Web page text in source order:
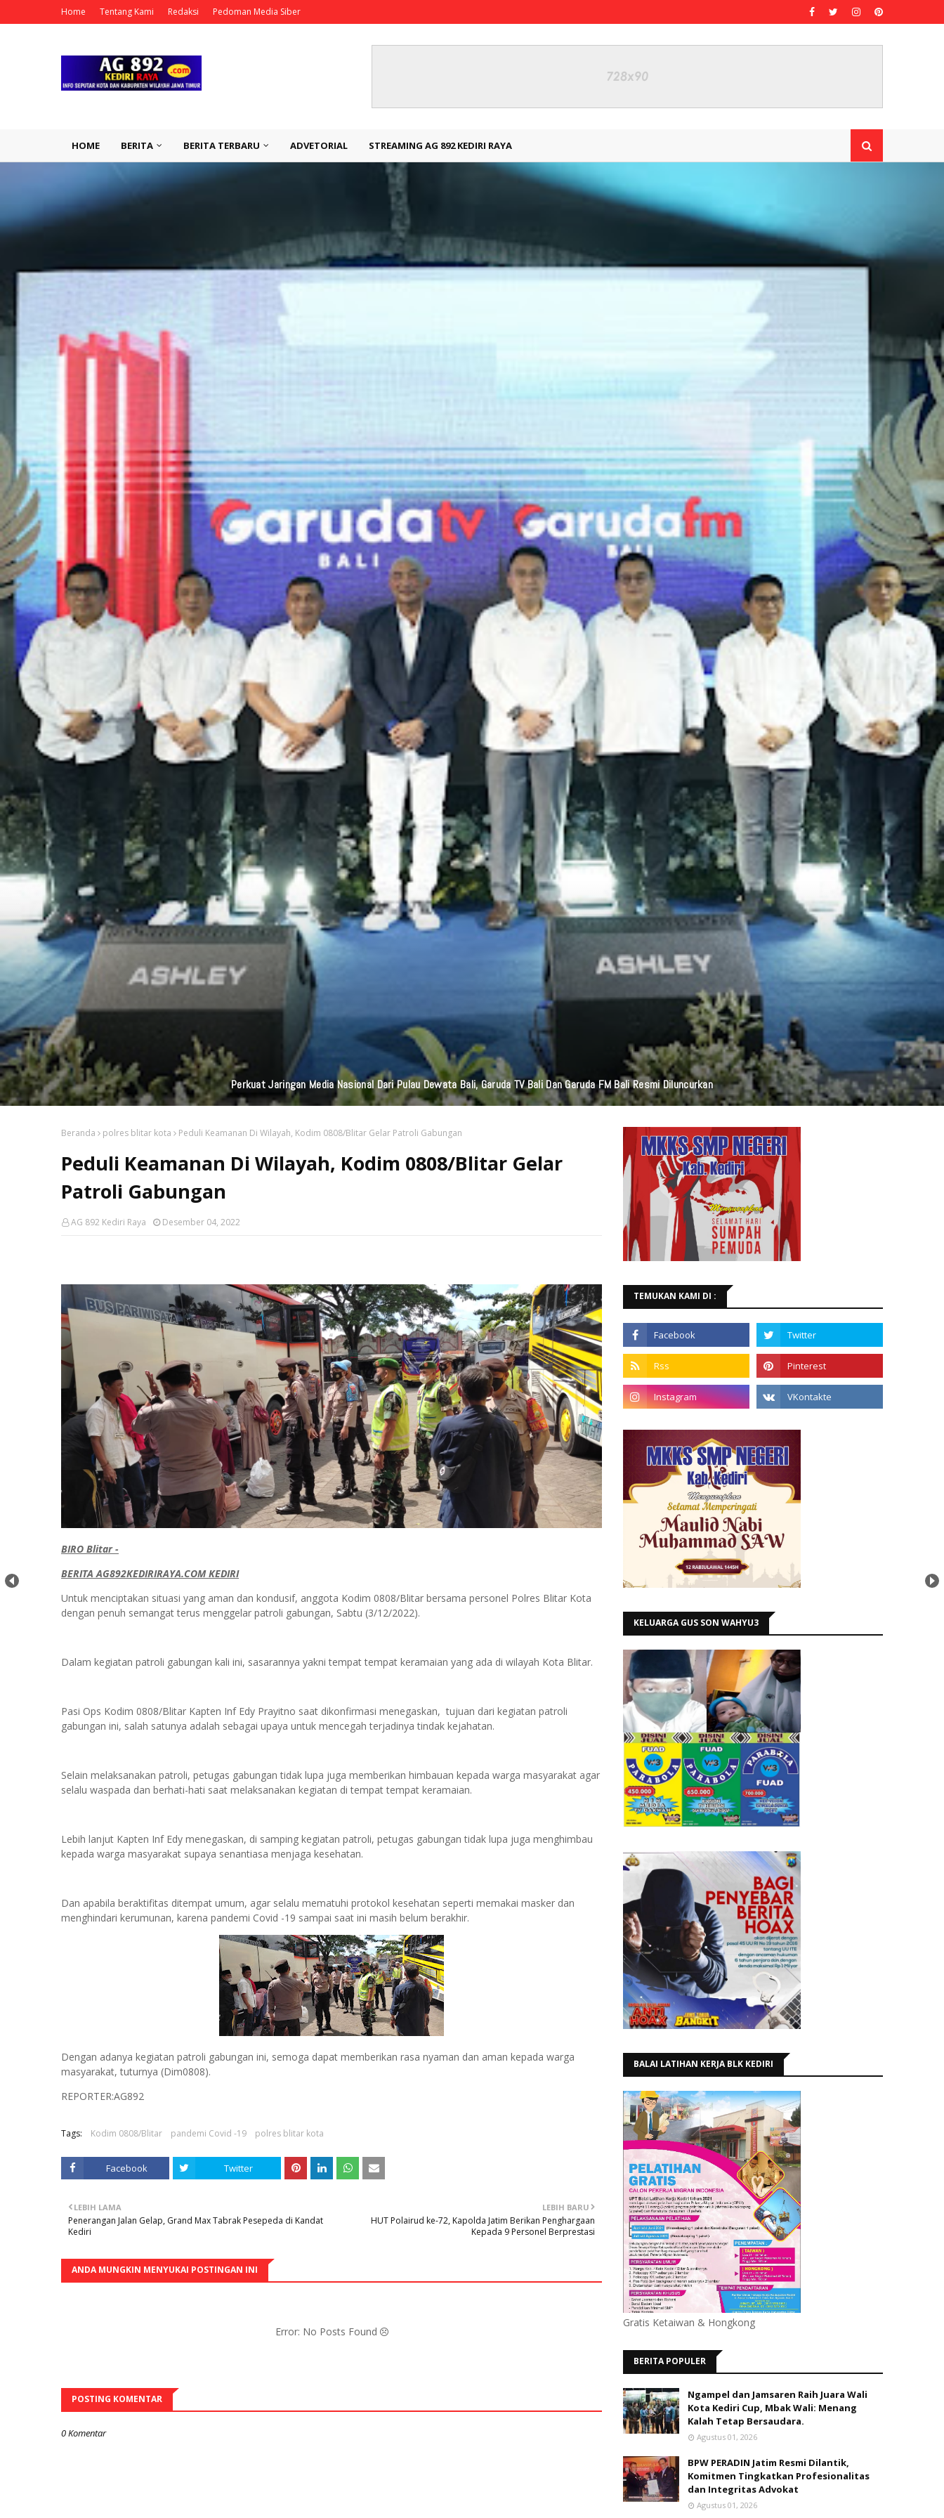
Home Tentang Kami Redaksi Pedoman Media Siber
HOME BERITA BERITA TERBARU ADVETORIAL STREAMING AG 892 KEDIRI RAYA
Perkuat Jaringan Media Nasional Dari Pulau Dewata Bali, Garuda TV Bali Dan Garuda FM Bali Resmi Diluncurkan
Beranda polres blitar kota Peduli Keamanan Di Wilayah, Kodim 0808/Blitar Gelar Patroli Gabungan
Peduli Keamanan Di Wilayah, Kodim 0808/Blitar Gelar
Patroli Gabungan
AG 892 Kediri Raya Desember 04, 2022
BIRO Blitar -
BERITA AG892KEDIRIRAYA.COM KEDIRI
Untuk menciptakan situasi yang aman dan kondusif, anggota Kodim 0808/Blitar bersama personel Polres Blitar Kota
dengan penuh semangat terus menggelar patroli gabungan, Sabtu (3/12/2022).
Dalam kegiatan patroli gabungan kali ini, sasarannya yakni tempat tempat keramaian yang ada di wilayah Kota Blitar.
Pasi Ops Kodim 0808/Blitar Kapten Inf Edy Prayitno saat dikonfirmasi menegaskan, tujuan dari kegiatan patroli
gabungan ini, salah satunya adalah sebagai upaya untuk mencegah terjadinya tindak kejahatan.
Selain melaksanakan patroli, petugas gabungan tidak lupa juga memberikan himbauan kepada warga masyarakat agar
selalu waspada dan berhati-hati saat melaksanakan kegiatan di tempat tempat keramaian.
Lebih lanjut Kapten Inf Edy menegaskan, di samping kegiatan patroli, petugas gabungan tidak lupa juga menghimbau
kepada warga masyarakat supaya senantiasa menjaga kesehatan.
Dan apabila beraktifitas ditempat umum, agar selalu mematuhi protokol kesehatan seperti memakai masker dan
menghindari kerumunan, karena pandemi Covid -19 sampai saat ini masih belum berakhir.
Dengan adanya kegiatan patroli gabungan ini, semoga dapat memberikan rasa nyaman dan aman kepada warga
masyarakat, tuturnya (Dim0808).
REPORTER:AG892
Tags: Kodim 0808/Blitar pandemi Covid -19 polres blitar kota
Facebook Twitter
LEBIH BARU
HUT Polairud ke-72, Kapolda Jatim Berikan Penghargaan
Kepada 9 Personel Berprestasi
LEBIH LAMA
Penerangan Jalan Gelap, Grand Max Tabrak Pesepeda di Kandat
Kediri
ANDA MUNGKIN MENYUKAI POSTINGAN INI
Error: No Posts Found
POSTING KOMENTAR
0 Komentar
TEMUKAN KAMI DI :
KELUARGA GUS SON WAHYU3
BALAI LATIHAN KERJA BLK KEDIRI
Gratis Ketaiwan & Hongkong
BERITA POPULER
Ngampel dan Jamsaren Raih Juara Wali
Kota Kediri Cup, Mbak Wali: Menang
Kalah Tetap Bersaudara.
Agustus 01, 2026
BPW PERADIN Jatim Resmi Dilantik,
Komitmen Tingkatkan Profesionalitas
dan Integritas Advokat
Agustus 01, 2026